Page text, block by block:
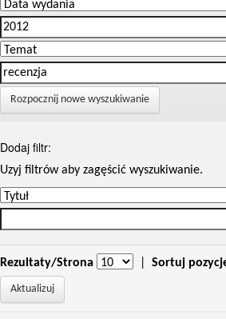
Rozpocznij nowe wyszukiwanie
Dodaj filtr:
Uzyj filtrów aby zagęścić wyszukiwanie.
Rezultaty/Strona Sortuj